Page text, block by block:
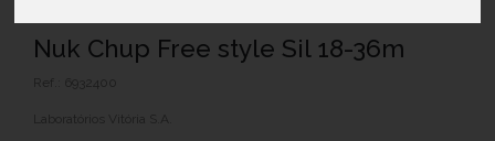
Nuk Chup Free style Sil 18-36m
Ref.: 6932400
Laboratórios Vitória S.A.